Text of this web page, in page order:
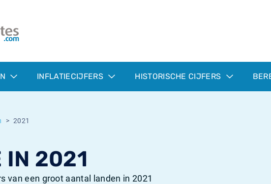
INFLATIECIJFERS HISTORISCHE CIJFERS
2021
IN 2021
van een groot aantal landen in 2021